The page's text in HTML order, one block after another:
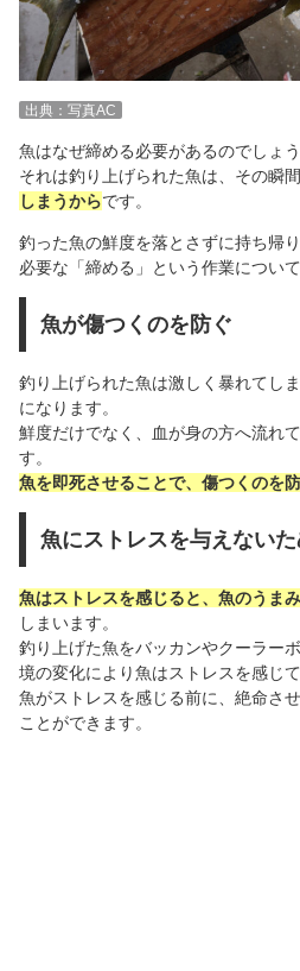
出典：写真AC
魚はなぜ締める必要があるのでしょう
それは釣り上げられた魚は、その瞬
しまうからです。
釣った魚の鮮度を落とさずに持ち帰
必要な「締める」という作業につい
魚が傷つくのを防ぐ
釣り上げられた魚は激しく暴れてし
になります。
鮮度だけでなく、血が身の方へ流れ
す。
魚を即死させることで、傷つくのを
魚にストレスを与えない
魚はストレスを感じると、魚のうま
しまいます。
釣り上げた魚をバッカンやクーラー
境の変化により魚はストレスを感じて
魚がストレスを感じる前に、絶命さ
ことができます。